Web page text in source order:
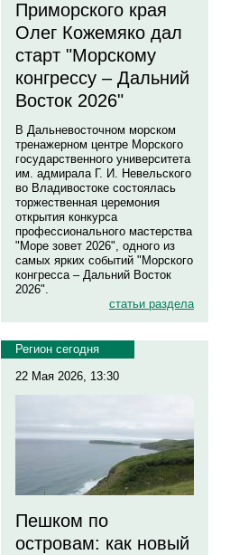
Приморского края
Олег Кожемяко дал
старт "Морскому
конгрессу – Дальний
Восток 2026"
В Дальневосточном морском
тренажерном центре Морского
государственного университета
им. адмирала Г. И. Невельского
во Владивостоке состоялась
торжественная церемония
открытия конкурса
профессионального мастерства
"Море зовет 2026", одного из
самых ярких событий "Морского
конгресса – Дальний Восток
2026".
статьи раздела
Регион сегодня
22 Мая 2026, 13:30
Пешком по
островам: как новый